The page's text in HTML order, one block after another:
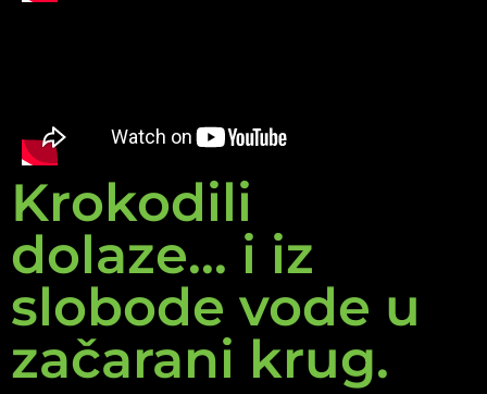
Krokodili
dolaze... i iz
slobode vode u
začarani krug.